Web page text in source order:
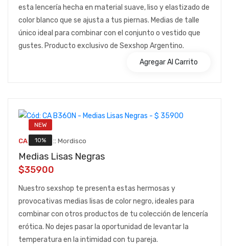
esta lencería hecha en material suave, liso y elastizado de
color blanco que se ajusta a tus piernas. Medias de talle
único ideal para combinar con el conjunto o vestido que
gustes. Producto exclusivo de Sexshop Argentino.
Agregar Al Carrito
NEW
10%
CA B360N :: Mordisco
Medias Lisas Negras
$35900
Nuestro sexshop te presenta estas hermosas y
provocativas medias lisas de color negro, ideales para
combinar con otros productos de tu colección de lencería
erótica. No dejes pasar la oportunidad de levantar la
temperatura en la intimidad con tu pareja.